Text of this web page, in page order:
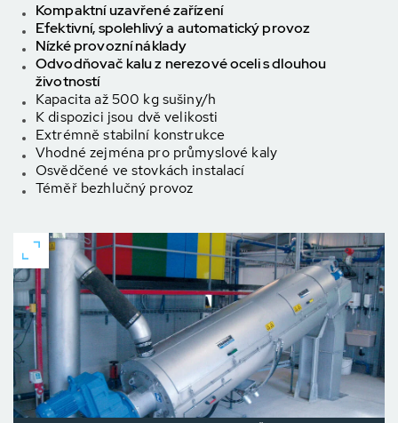
Kompaktní uzavřené zařízení
Efektivní, spolehlivý a automatický provoz
Nízké provozní náklady
Odvodňovač kalu z nerezové oceli s dlouhou
životností
Kapacita až 500 kg sušiny/h
K dispozici jsou dvě velikosti
Extrémně stabilní konstrukce
Vhodné zejména pro průmyslové kaly
Osvědčené ve stovkách instalací
Téměř bezhlučný provoz